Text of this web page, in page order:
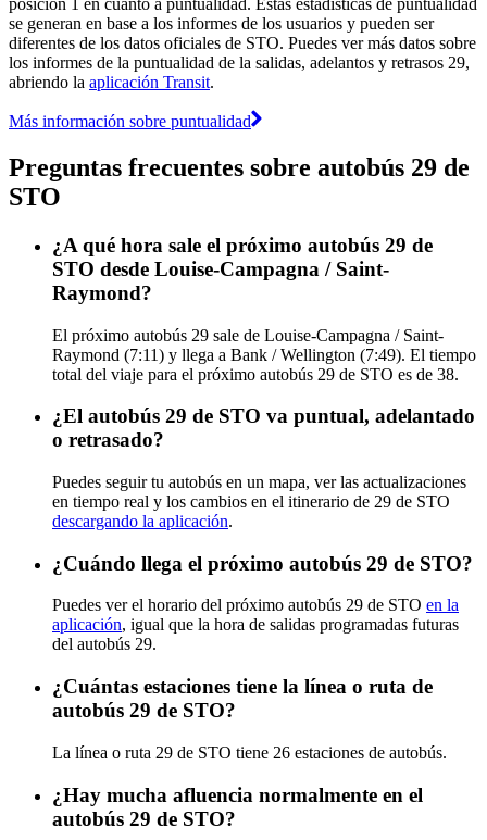
posición 1 en cuanto a puntualidad. Estas estadísticas de puntualidad
se generan en base a los informes de los usuarios y pueden ser
diferentes de los datos oficiales de STO. Puedes ver más datos sobre
los informes de la puntualidad de la salidas, adelantos y retrasos 29,
abriendo la aplicación Transit.
Más información sobre puntualidad
Preguntas frecuentes sobre autobús 29 de
STO
¿A qué hora sale el próximo autobús 29 de
STO desde Louise-Campagna / Saint-
Raymond?
El próximo autobús 29 sale de Louise-Campagna / Saint-
Raymond (7:11) y llega a Bank / Wellington (7:49). El tiempo
total del viaje para el próximo autobús 29 de STO es de 38.
¿El autobús 29 de STO va puntual, adelantado
o retrasado?
Puedes seguir tu autobús en un mapa, ver las actualizaciones
en tiempo real y los cambios en el itinerario de 29 de STO
descargando la aplicación.
¿Cuándo llega el próximo autobús 29 de STO?
Puedes ver el horario del próximo autobús 29 de STO en la
aplicación, igual que la hora de salidas programadas futuras
del autobús 29.
¿Cuántas estaciones tiene la línea o ruta de
autobús 29 de STO?
La línea o ruta 29 de STO tiene 26 estaciones de autobús.
¿Hay mucha afluencia normalmente en el
autobús 29 de STO?